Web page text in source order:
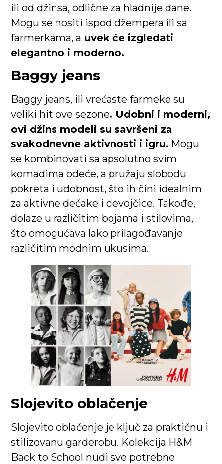
ili od džinsa, odlične za hladnije dane.
Mogu se nositi ispod džempera ili sa
farmerkama, a uvek će izgledati
elegantno i moderno.
Baggy jeans
Baggy jeans, ili vrećaste farmeke su
veliki hit ove sezone. Udobni i moderni,
ovi džins modeli su savršeni za
svakodnevne aktivnosti i igru. Mogu
se kombinovati sa apsolutno svim
komadima odeće, a pružaju slobodu
pokreta i udobnost, što ih čini idealnim
za aktivne dečake i devojčice. Takođe,
dolaze u različitim bojama i stilovima,
što omogućava lako prilagođavanje
različitim modnim ukusima.
Slojevito oblačenje
Slojevito oblačenje je ključ za praktičnu i
stilizovanu garderobu. Kolekcija H&M
Back to School nudi sve potrebne